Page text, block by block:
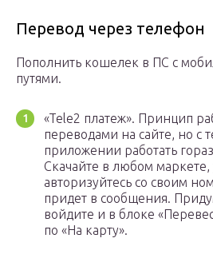
Перевод через телефон
Пополнить кошелек в ПС с
путями.
«Tele2 платеж». Принцип
переводами на сайте, но с
приложении работать
Скачайте в любом маркете,
авторизуйтесь со своим
придет в сообщения.
войдите и в блоке
по «На карту».